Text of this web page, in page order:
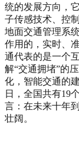
统的发展方向，
子传感技术、控
地面交通管理系
作用的，实时、
通代表的是一个
解“交通拥堵”的
化，智能交通的
日，全国共有19
言：在未来十年
壮阔。